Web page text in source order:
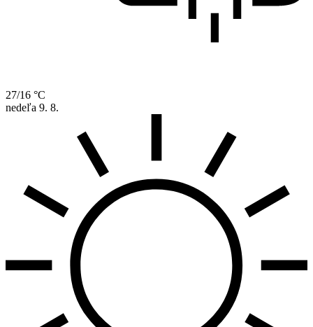
27/16 °C
nedeľa 9. 8.